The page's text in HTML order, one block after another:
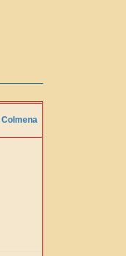
Colmena